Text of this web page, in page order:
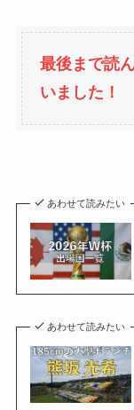
最後まで読
いました！
あわせて読みたい
あわせて読みたい